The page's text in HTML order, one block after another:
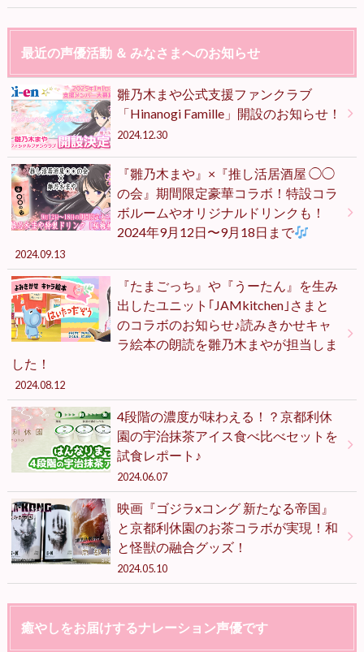
最近の声優活動 ＆ みなさまへのお知らせ
雛乃木まや公式支援ファンクラブ
「Hinanogi Famille」開設のお知らせ！
2024.12.30
『雛乃木まや』×『推し活居酒屋 ◯◯
の会』期間限定豪華コラボ！特設コラ
ボルームやオリジナルドリンクも！
2024年9月12日〜9月18日まで
2024.09.13
『たまごっち』や『うーたん』を生み
出したユニット｢JAMkitchen｣さまと
のコラボのお知らせ♪読みきかせキャ
ラ絵本の朗読を雛乃木まやが担当しま
した！
2024.08.12
4段階の濃度が味わえる！？京都利休
園の宇治抹茶アイス食べ比べセットを
試食レポート♪
2024.06.07
映画『ゴジラxコング 新たなる帝国』
と京都利休園のお茶コラボが実現！和
と怪獣の融合グッズ！
2024.05.10
癒やしをお届けするナレーション声優です